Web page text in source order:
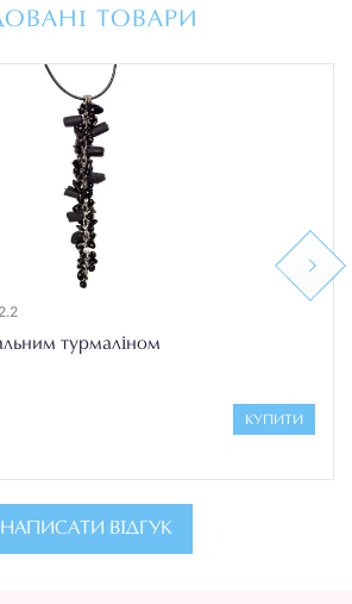
ТОВАРИ
турмаліном
КУПИТИ
Next
НАПИСАТИ ВІДГУК